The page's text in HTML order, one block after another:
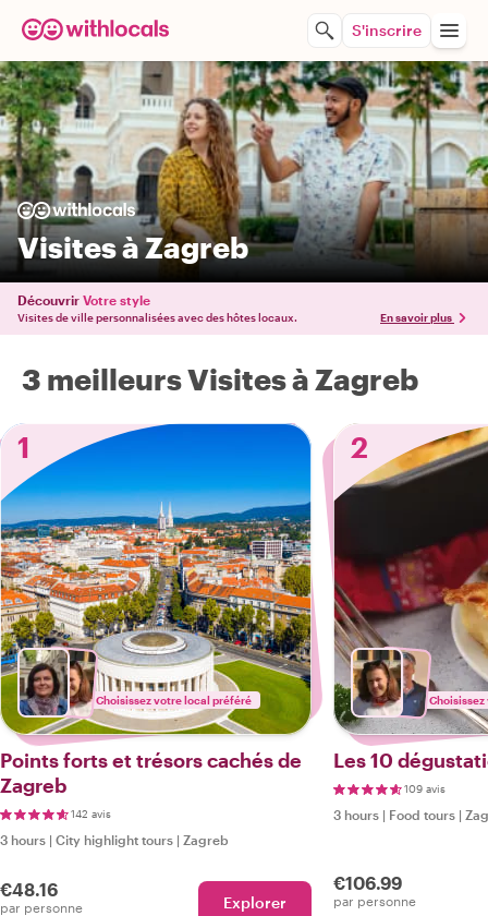
S'inscrire
Visites à Zagreb
Découvrir Votre style
Visites de ville personnalisées avec des hôtes locaux. En savoir plus
3 meilleurs Visites à Zagreb
1
Choisissez votre local préféré
Points forts et trésors cachés de
Zagreb
142 avis
3 hours | City highlight tours | Zagreb
€48.16
par personne Explorer
2
Les 10
109 avis
3 hours | Food tours |
€106.99
par personne